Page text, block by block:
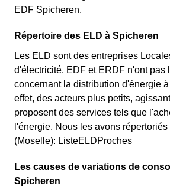
EDF Spicheren.
Répertoire des ELD à Spicheren
Les ELD sont des entreprises
d'électricité. EDF et ERDF n'ont pas
concernant la distribution d'énergie
effet, des acteurs plus petits,
proposent des services tels que
l'énergie. Nous les avons
(Moselle): ListeELDProches
Les causes de variations de
Spicheren